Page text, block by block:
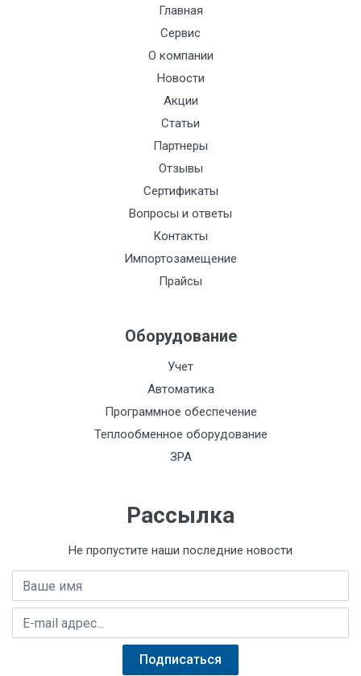
Главная
Сервис
О компании
Новости
Акции
Статьи
Партнеры
Отзывы
Сертификаты
Вопросы и ответы
Контакты
Импортозамещение
Прайсы
Оборудование
Учет
Автоматика
Программное обеспечение
Теплообменное оборудование
ЗРА
Рассылка
Не пропустите наши последние новости
Подписаться